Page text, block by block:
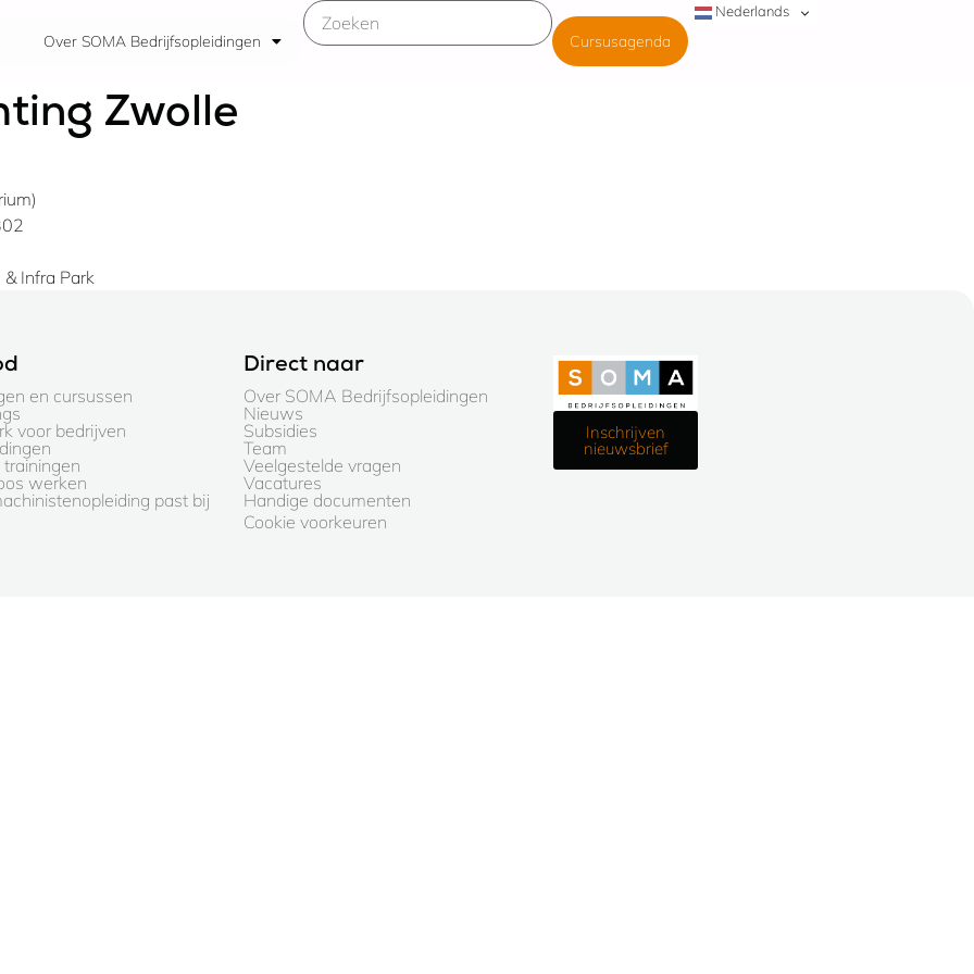
Over SOMA Bedrijfsopleidingen Cursusagenda
Nederlands
Zwolle
Infra Park
en cursussen
voor bedrijven
werken
past bij
Direct naar
Over SOMA Bedrijfsopleidingen
Nieuws
Subsidies
Team
Veelgestelde vragen
Vacatures
Handige documenten
Cookie voorkeuren
Inschrijven
nieuwsbrief